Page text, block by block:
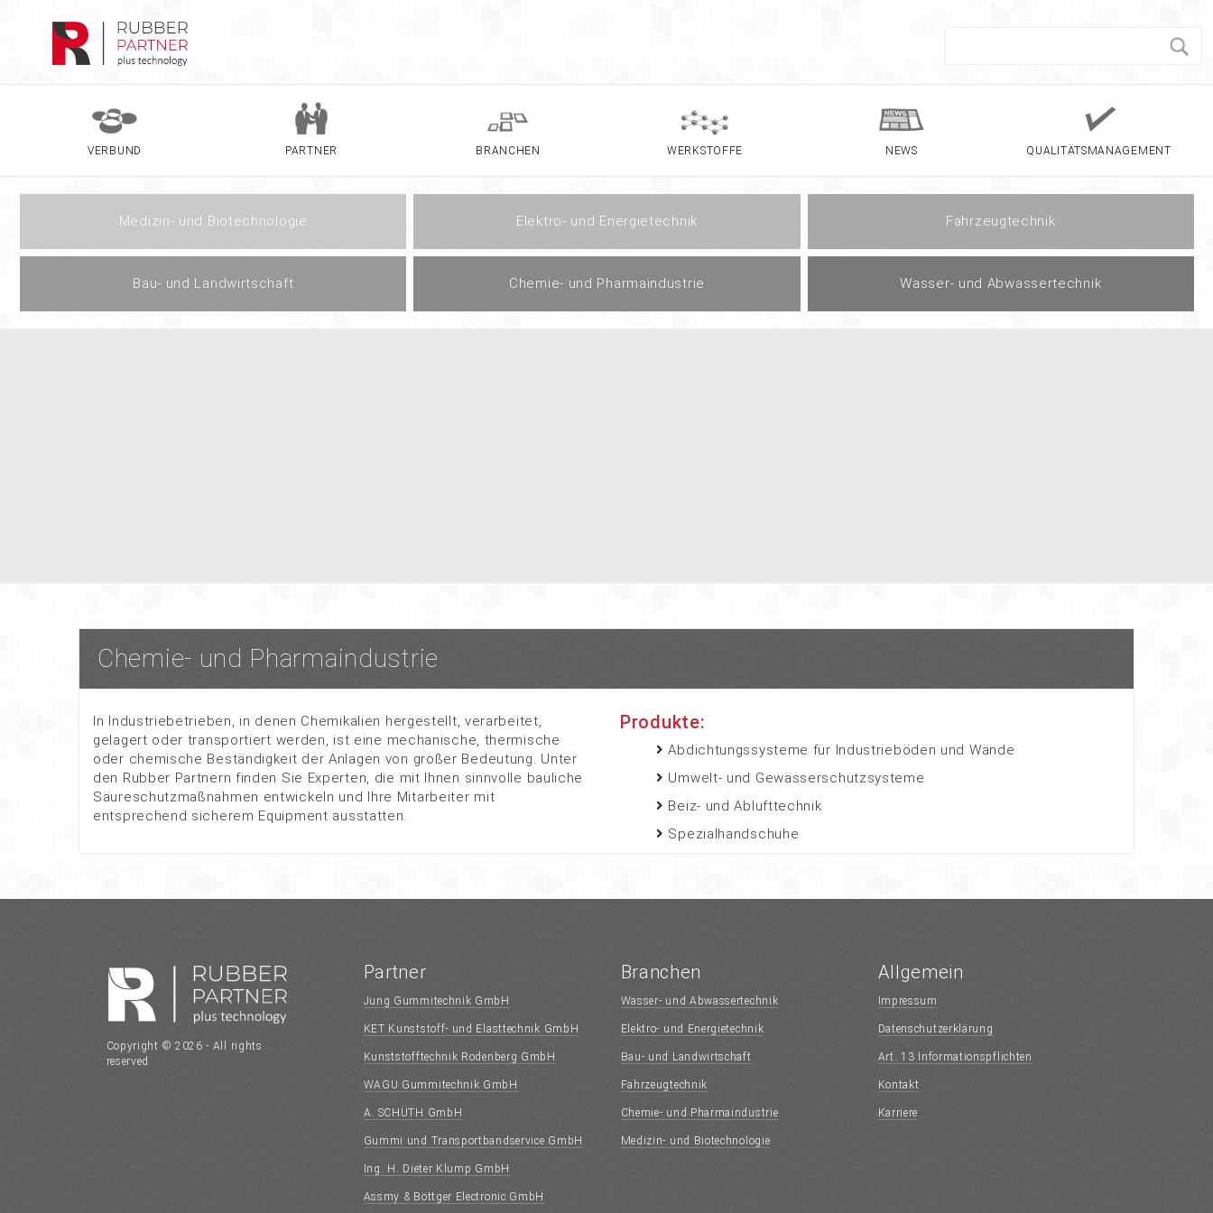
VERBUND PARTNER BRANCHEN WERKSTOFFE NEWS QUALITÄTSMANAGEMENT
Medizin- und Biotechnologie Elektro- und Energietechnik Fahrzeugtechnik
Bau- und Landwirtschaft Chemie- und Pharmaindustrie Wasser- und Abwassertechnik
Chemie- und Pharmaindustrie
In Industriebetrieben, in denen Chemikalien hergestellt, verarbeitet,
gelagert oder transportiert werden, ist eine mechanische, thermische
oder chemische Beständigkeit der Anlagen von großer Bedeutung. Unter
den Rubber Partnern finden Sie Experten, die mit Ihnen sinnvolle bauliche
Säureschutzmaßnahmen entwickeln und Ihre Mitarbeiter mit
entsprechend sicherem Equipment ausstatten.
Produkte:
Abdichtungssysteme für Industrieböden und Wände
Umwelt- und Gewässerschutzsysteme
Beiz- und Ablufttechnik
Spezialhandschuhe
Copyright © 2026 - All rights
reserved
Partner
Jung Gummitechnik GmbH
KET Kunststoff- und Elasttechnik GmbH
Kunststofftechnik Rodenberg GmbH
WAGU Gummitechnik GmbH
A. SCHÜTH GmbH
Gummi und Transportbandservice GmbH
Ing. H. Dieter Klump GmbH
Assmy & Böttger Electronic GmbH
Branchen
Wasser- und Abwassertechnik
Elektro- und Energietechnik
Bau- und Landwirtschaft
Fahrzeugtechnik
Chemie- und Pharmaindustrie
Medizin- und Biotechnologie
Allgemein
Impressum
Datenschutzerklärung
Art. 13 Informationspflichten
Kontakt
Karriere